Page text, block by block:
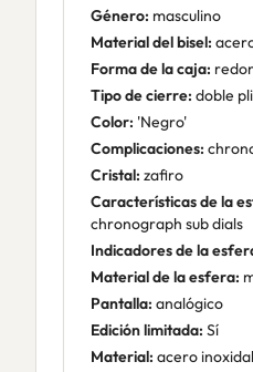
Género: masculino
Material del bisel:
Forma de la caja:
Tipo de cierre: doble
Color: 'Negro'
Complicaciones:
Cristal: zafiro
Características de la
chronograph sub dials
Indicadores de la
Material de la esfera:
Pantalla: analógico
Edición limitada: Sí
Material: acero